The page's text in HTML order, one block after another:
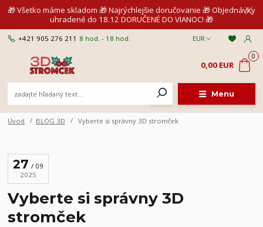
🎁 Všetko máme skladom 🎁 Najrýchlejšie doručovanie 🎁 Objednávky
uhradené do 18.12 DORUČENÉ DO VIANOC! 🎁
Menu
EUR
+421 905 276 211 8 hod. - 18 hod.
0
0,00 EUR
Úvod BLOG 3D Vyberte si správny 3D stromček
27
09
2025
Vyberte si správny 3D
stromček